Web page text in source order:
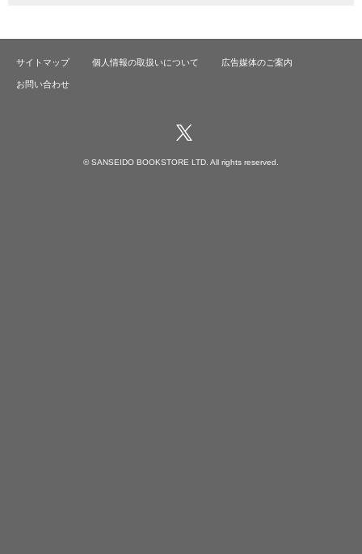
サイトマップ 個人情報の取扱いについて 広告媒体のご案内
お問い合わせ
© SANSEIDO BOOKSTORE LTD. All rights reserved.